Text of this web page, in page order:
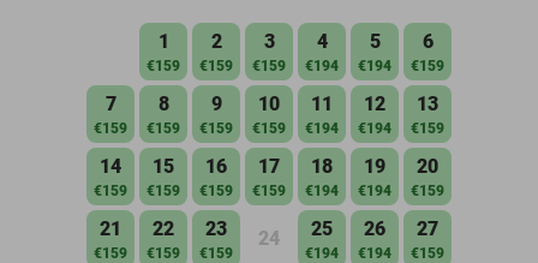
1
€159
2
€159
3
€159
4
€194
5
€194
6
€159
7
€159
8
€159
9
€159
10
€159
11
€194
12
€194
13
€159
14
€159
15
€159
16
€159
17
€159
18
€194
19
€194
20
€159
21
€159
22
€159
23
€159
24 25
€194
26
€194
27
€159